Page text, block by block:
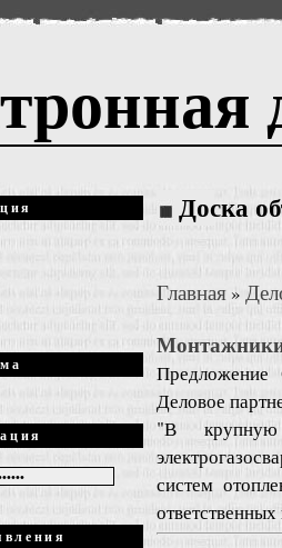
Доска
Главная »
Предложение
Деловое
"В крупную
систем